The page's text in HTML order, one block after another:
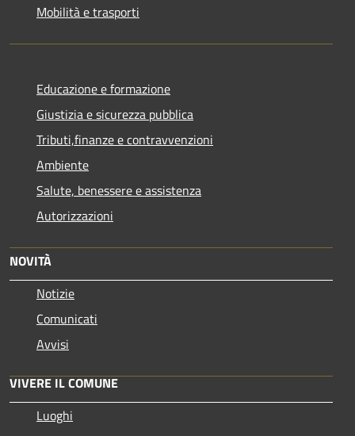
Mobilità e trasporti
Educazione e formazione
Giustizia e sicurezza pubblica
Tributi,finanze e contravvenzioni
Ambiente
Salute, benessere e assistenza
Autorizzazioni
NOVITÀ
Notizie
Comunicati
Avvisi
VIVERE IL COMUNE
Luoghi